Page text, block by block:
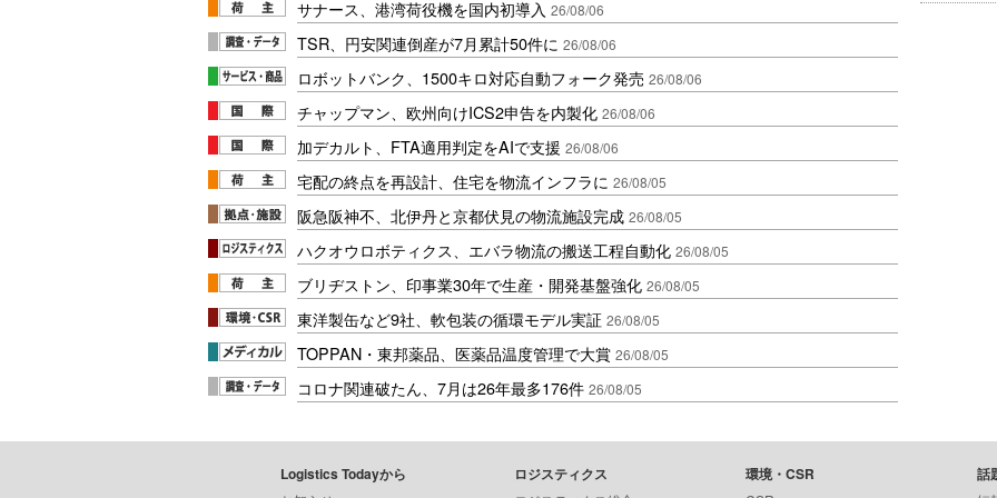
サナース、港湾荷役機を国内初導入 26/08/06
TSR、円安関連倒産が7月累計50件に 26/08/06
ロボットバンク、1500キロ対応自動フォーク発売 26/08/06
チャップマン、欧州向けICS2申告を内製化 26/08/06
加デカルト、FTA適用判定をAIで支援 26/08/06
宅配の終点を再設計、住宅を物流インフラに 26/08/05
阪急阪神不、北伊丹と京都伏見の物流施設完成 26/08/05
ハクオウロボティクス、エバラ物流の搬送工程自動化 26/08/05
ブリヂストン、印事業30年で生産・開発基盤強化 26/08/05
東洋製缶など9社、軟包装の循環モデル実証 26/08/05
TOPPAN・東邦薬品、医薬品温度管理で大賞 26/08/05
コロナ関連破たん、7月は26年最多176件 26/08/05
Logistics Todayから ロジスティクス 環境・CSR 話